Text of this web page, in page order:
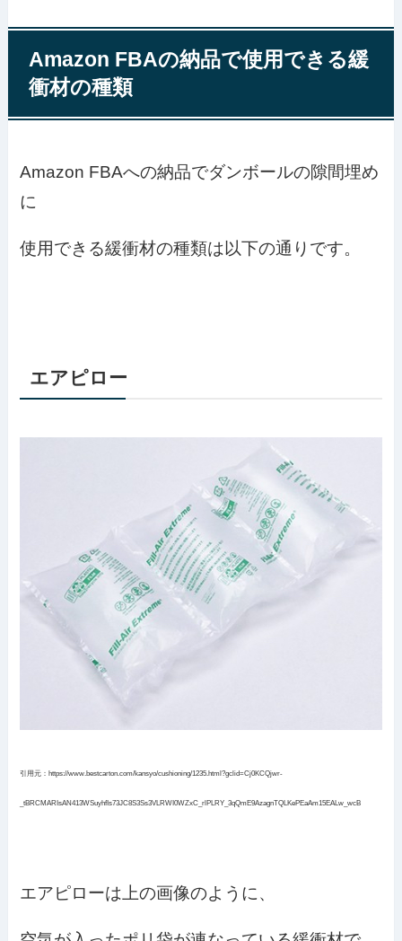
Amazon FBAの納品で使用できる緩
衝材の種類
Amazon FBAへの納品でダンボールの隙間埋め
に
使用できる緩衝材の種類は以下の通りです。
エアピロー
引用元：https://www.bestcarton.com/kansyo/cushioning/1235.html?gclid=Cj0KCQjwr-
_tBRCMARIsAN413WSuyhfIs73JC8S3Ss3VLRWI0WZxC_rlPLRY_3qQmE9AzagnTQLKePEaAm15EALw_wcB
エアピローは上の画像のように、